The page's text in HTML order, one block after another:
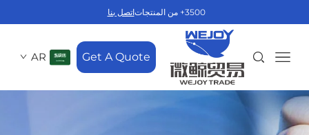
3500+ من المنتجات اتصل بنا
Get A Quote
AR